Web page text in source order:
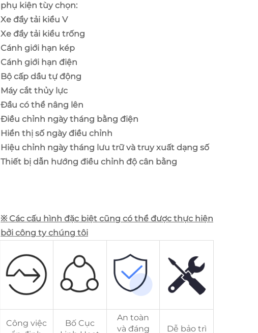
phụ kiện tùy chọn:
Xe đẩy tải kiểu V
Xe đẩy tải kiểu trống
Cánh giới hạn kép
Cánh giới hạn điện
Bộ cấp dầu tự động
Máy cắt thủy lực
Đầu có thể nâng lên
Điều chỉnh ngày tháng bằng điện
Hiển thị số ngày điều chỉnh
Hiệu chỉnh ngày tháng lưu trữ và truy xuất dạng số
Thiết bị dẫn hướng điều chỉnh độ cân bằng
※ Các cấu hình đặc biệt cũng có thể được thực hiện
bởi công ty chúng tôi
Công việc
Bố Cục
An toàn
và đáng
Dễ bảo trì